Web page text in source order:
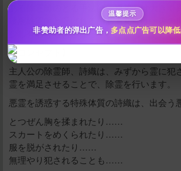
ある除霊師のとる手法は、通常とは大きく
凄腕除霊師と呼ばれる、ある女性は、裏の
少し有名なものとなっていた……
【コンセプト】
主人公の除霊師、詩織は、みずから霊に犯
霊を満足させることで、除霊を行います。
悪霊を誘惑する特殊体質の詩織は、出会う
とつぜん胸を揉まれたり……
スカートをめくられたり……
服を脱がされたり……
無理やり犯されることも……
温馨提示
非赞助者的弹出广告， 多点点广告可以降